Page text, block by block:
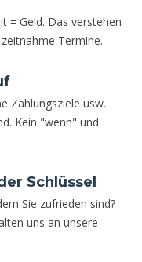
= Geld. Das verstehen
Termine.
Zahlungsziele usw.
Kein "wenn" und
Schlüssel
Sie zufrieden sind?
uns an unsere